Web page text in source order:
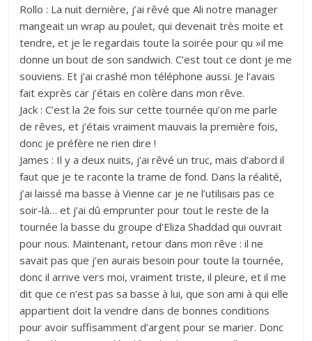
Rollo : La nuit dernière, j’ai rêvé que Ali notre manager
mangeait un wrap au poulet, qui devenait très moite et
tendre, et je le regardais toute la soirée pour qu »il me
donne un bout de son sandwich. C’est tout ce dont je me
souviens. Et j’ai crashé mon téléphone aussi. Je l’avais
fait exprès car j’étais en colère dans mon rêve.
Jack : C’est la 2e fois sur cette tournée qu’on me parle
de rêves, et j’étais vraiment mauvais la première fois,
donc je préfère ne rien dire !
James : Il y a deux nuits, j’ai rêvé un truc, mais d’abord il
faut que je te raconte la trame de fond. Dans la réalité,
j’ai laissé ma basse à Vienne car je ne l’utilisais pas ce
soir-là… et j’ai dû emprunter pour tout le reste de la
tournée la basse du groupe d’Eliza Shaddad qui ouvrait
pour nous. Maintenant, retour dans mon rêve : il ne
savait pas que j’en aurais besoin pour toute la tournée,
donc il arrive vers moi, vraiment triste, il pleure, et il me
dit que ce n’est pas sa basse à lui, que son ami à qui elle
appartient doit la vendre dans de bonnes conditions
pour avoir suffisamment d’argent pour se marier. Donc